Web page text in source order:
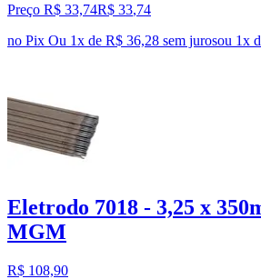
Preço R$ 33,74R$ 33,74
no Pix Ou 1x de R$ 36,28 sem jurosou 1x
Eletrodo 7018 - 3,25 x
MGM
R$ 108,90